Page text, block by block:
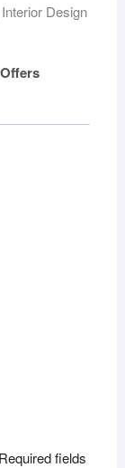
Interior Design
Required fields